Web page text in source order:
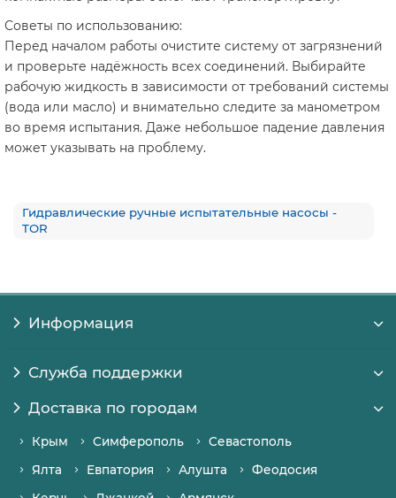
Советы по использованию:
Перед началом работы очистите систему от загрязнений
и проверьте надёжность всех соединений. Выбирайте
рабочую жидкость в зависимости от требований системы
(вода или масло) и внимательно следите за манометром
во время испытания. Даже небольшое падение давления
может указывать на проблему.
Гидравлические ручные испытательные насосы -
TOR
Информация
Служба поддержки
Доставка по городам
Крым Симферополь
Севастополь
Ялта
Евпатория Алушта
Феодосия